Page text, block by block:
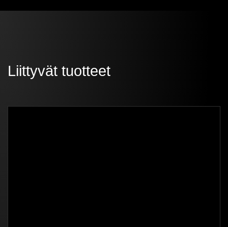
Liittyvät tuotteet